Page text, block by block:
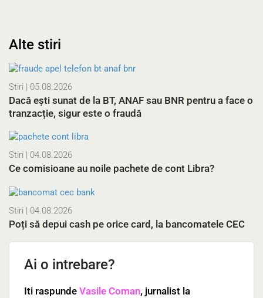
Alte stiri
Stiri | 05.08.2026
Dacă ești sunat de la BT, ANAF sau BNR pentru a face o
tranzacție, sigur este o fraudă
Stiri | 04.08.2026
Ce comisioane au noile pachete de cont Libra?
Stiri | 04.08.2026
Poți să depui cash pe orice card, la bancomatele CEC
Ai o intrebare?
Iti raspunde Vasile Coman, jurnalist la